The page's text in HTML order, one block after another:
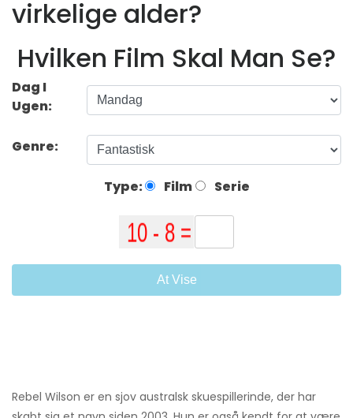
virkelige alder?
Hvilken Film Skal Man Se?
Dag I
Ugen:
Genre:
Type: Film Serie
At Vise
Rebel Wilson er en sjov australsk skuespillerinde, der har